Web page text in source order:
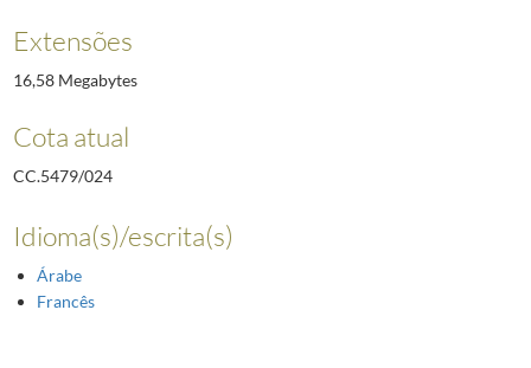
Extensões
16,58 Megabytes
Cota atual
CC.5479/024
Idioma(s)/escrita(s)
Árabe
Francês